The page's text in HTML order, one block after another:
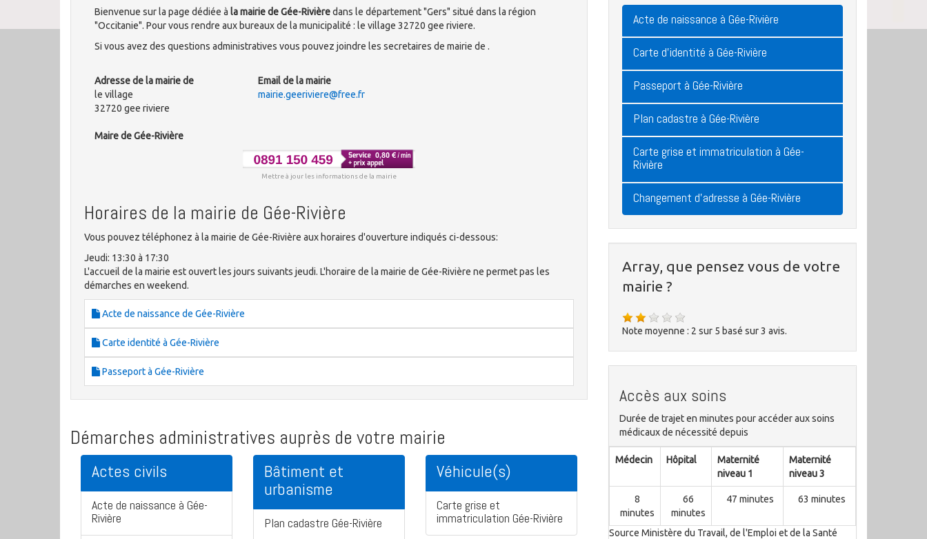
Bienvenue sur la page dédiée à la mairie de Gée-Rivièredans le département "Gers" situé dans la région
"Occitanie". Pour vous rendre aux bureaux de la municipalité : le village 32720 gee riviere.
Si vous avez des questions administratives vous pouvez joindre les secretaires de mairie de .
Adresse de la mairie de
le village
32720 gee riviere
Maire de Gée-Rivière
Email de la mairie
mairie.geeriviere@free.fr
Mettre à jour les informations de la mairie
Horaires de la mairie de Gée-Rivière
Vous pouvez téléphonez à la mairie de Gée-Rivière aux horaires d'ouverture indiqués ci-dessous:
Jeudi: 13:30 à 17:30
L'accueil de la mairie est ouvert les jours suivants jeudi. L'horaire de la mairie de Gée-Rivière ne permet pas les
démarches en weekend.
Acte de naissance de Gée-Rivière
Carte identité à Gée-Rivière
Passeport à Gée-Rivière
Démarches administratives auprès de votre mairie
Actes civils
Acte de naissance à Gée-
Rivière
Bâtiment et
urbanisme
Plan cadastre Gée-Rivière
Véhicule(s)
Carte grise et
immatriculation Gée-Rivière
Acte de naissance à Gée-Rivière
Carte d'identité à Gée-Rivière
Passeport à Gée-Rivière
Plan cadastre à Gée-Rivière
Carte grise et immatriculation à Gée-
Rivière
Changement d'adresse à Gée-Rivière
Array, que pensez vous de votre
mairie ?
Note moyenne : 2 sur 5 basé sur3 avis.
Accès aux soins
Durée de trajet en minutes pour accéder aux soins
médicaux de nécessité depuis
Médecin Hôpital
Maternité
niveau 1
Maternité
niveau 3
8
minutes
66
minutes
47 minutes 63 minutes
Source Ministère du Travail, de l'Emploi et de la Santé